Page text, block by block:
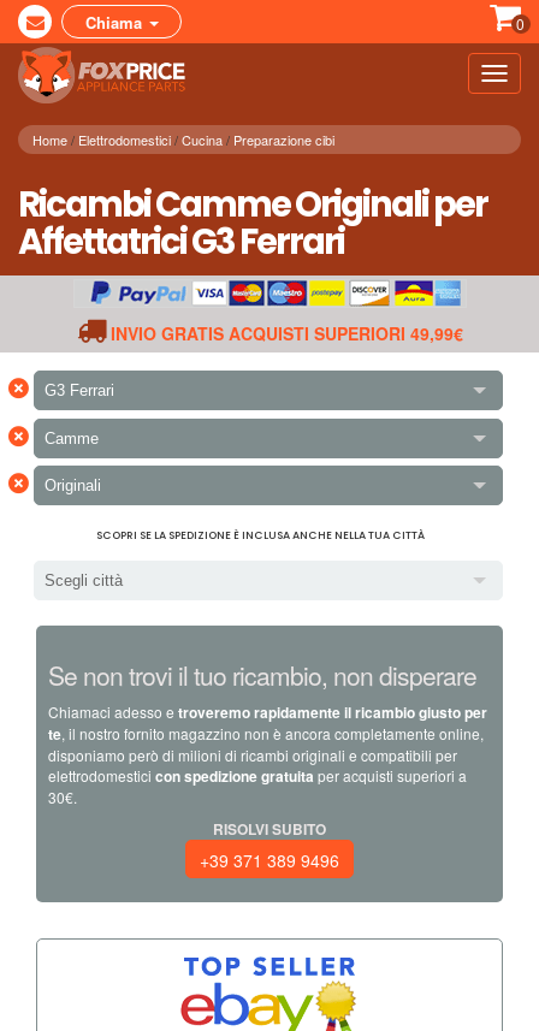
Chiama 0
Home Elettrodomestici Cucina Preparazione cibi
Ricambi Camme Originali per
Affettatrici G3 Ferrari
INVIO GRATIS ACQUISTI SUPERIORI 49,99€
× G3 Ferrari
× Camme
× Originali
SCOPRI SE LA SPEDIZIONE È INCLUSA ANCHE NELLA TUA CITTÀ
Scegli città
Se non trovi il tuo ricambio, non disperare
Chiamaci adesso e troveremo rapidamente il ricambio giusto per
te, il nostro fornito magazzino non è ancora completamente online,
disponiamo però di milioni di ricambi originali e compatibili per
elettrodomestici con spedizione gratuita per acquisti superiori a
30€.
RISOLVI SUBITO
+39 371 389 9496